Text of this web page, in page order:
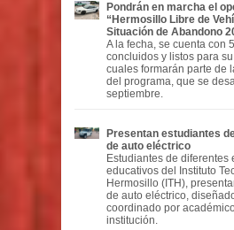
Pondrán en marcha el
“Hermosillo Libre de
Situación de Abandono
A la fecha, se cuenta con
concluidos y listos para
cuales formarán parte de
del programa, que se
septiembre.
Presentan estudiantes
de auto eléctrico
Estudiantes de diferentes
educativos del Instituto
Hermosillo (ITH),
de auto eléctrico,
coordinado por
institución.